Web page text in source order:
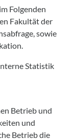
Folgenden
Fakultät der
sowie
Statistik
Betrieb und
und
Betrieb die